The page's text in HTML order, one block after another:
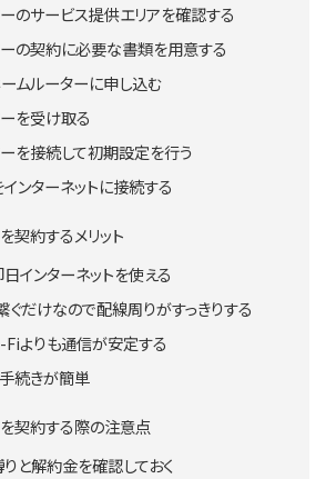
のサービス提供エリアを確認する
の契約に必要な書類を用意する
ムルーターに申し込む
を受け取る
を接続して初期設定を行う
ンターネットに接続する
契約するメリット
インターネットを使える
ぐだけなので配線周りがすっきりする
Fiよりも通信が安定する
続きが簡単
契約する際の注意点
と解約金を確認しておく